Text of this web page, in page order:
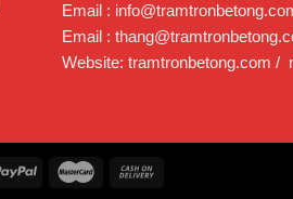
Email :
Email :
Website: tramtronbetong.com /